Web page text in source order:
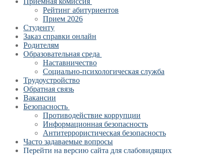
Рейтинг абитуриентов
Прием 2026
Студенту
Заказ справки онлайн
Родителям
Образовательная среда
Наставничество
Социально-психологическая служба
Трудоустройство
Обратная связь
Вакансии
Безопасность
Противодействие коррупции
Информационная безопасность
Антитеррористическая безопасность
Часто задаваемые вопросы
Перейти на версию сайта для слабовидящих